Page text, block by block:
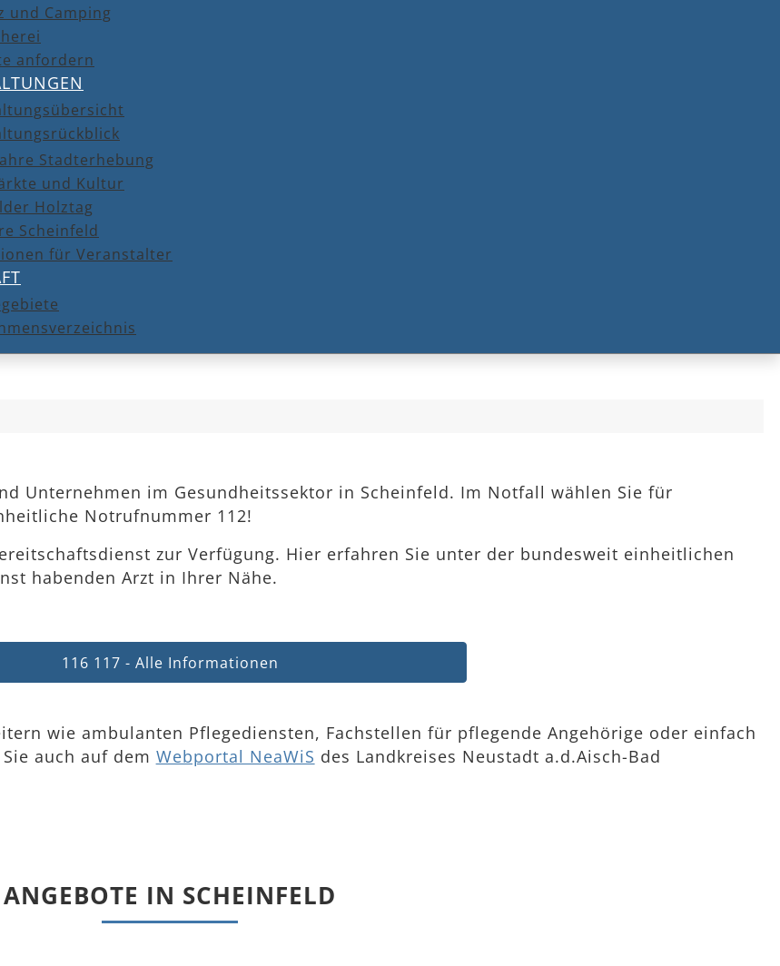
und Camping
anfordern
Stadterhebung
und Kultur
Holztag
Scheinfeld
für Veranstalter
Unternehmen im Gesundheitssektor in Scheinfeld. Im Notfall wählen Sie für
Notrufnummer 112!
zur Verfügung. Hier erfahren Sie unter der bundesweit einheitlichen
habenden Arzt in Ihrer Nähe.
116 117 - Alle Informationen
wie ambulanten Pflegediensten, Fachstellen für pflegende Angehörige oder einfach
auch auf dem Webportal NeaWiS des Landkreises Neustadt a.d.Aisch-Bad
ANGEBOTE IN SCHEINFELD